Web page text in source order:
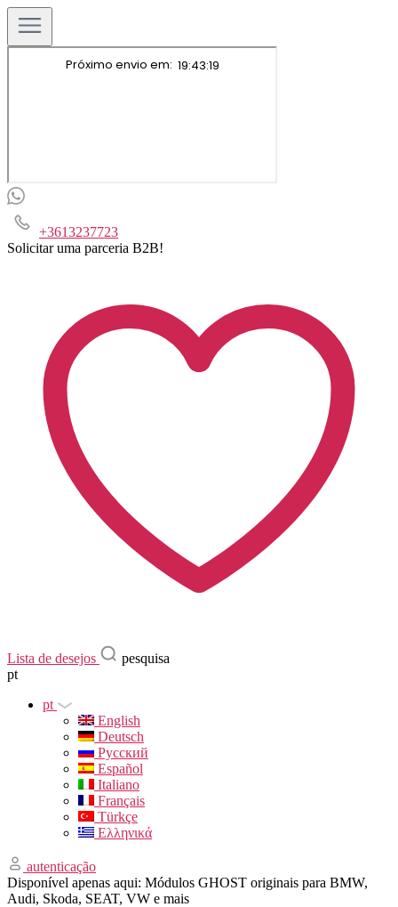
+3613237723
Solicitar uma parceria B2B!
Lista de desejos
pesquisa
pt
pt
English
Deutsch
Русский
Español
Italiano
Français
Türkçe
Ελληνικά
autenticação
Disponível apenas aqui: Módulos GHOST originais para BMW,
Audi, Skoda, SEAT, VW e mais